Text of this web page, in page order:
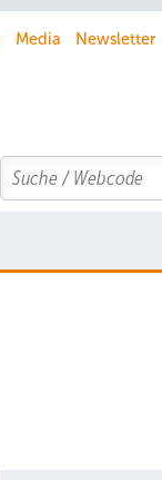
Media Newsletter
Search